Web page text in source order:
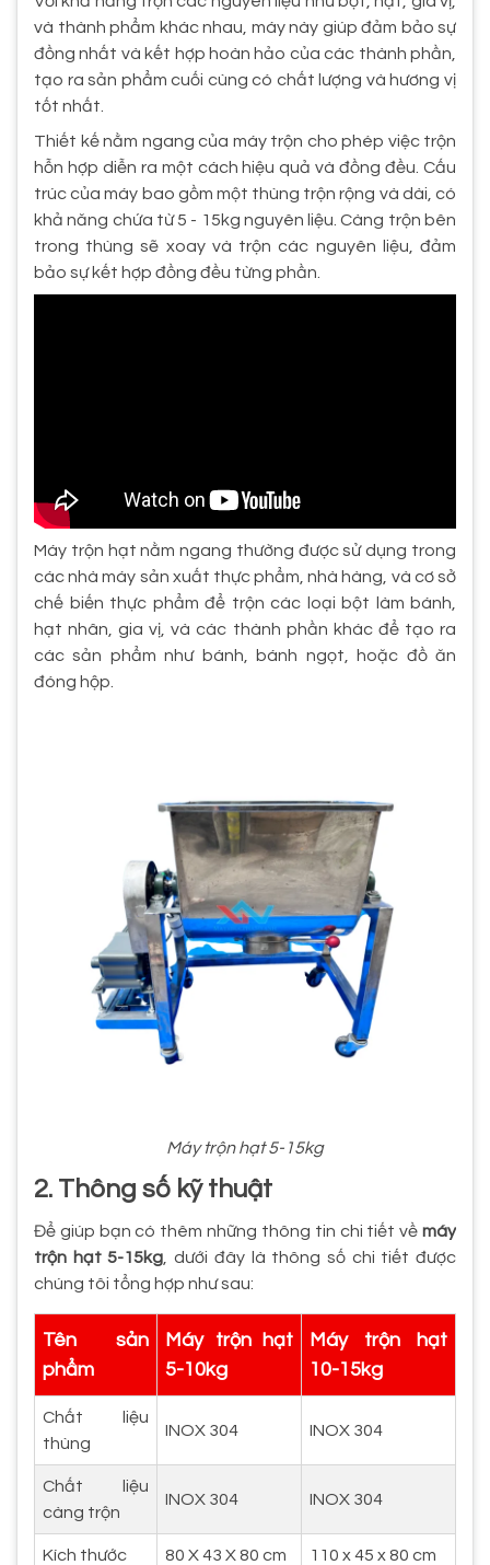
và thành phẩm khác nhau, máy này giúp đảm bảo sự
đồng nhất và kết hợp hoàn hảo của các thành phần,
tạo ra sản phẩm cuối cùng có chất lượng và hương vị
tốt nhất.
Thiết kế nằm ngang của máy trộn cho phép việc trộn
hỗn hợp diễn ra một cách hiệu quả và đồng đều. Cấu
trúc của máy bao gồm một thùng trộn rộng và dài, có
khả năng chứa từ 5 - 15kg nguyên liệu. Càng trộn bên
trong thùng sẽ xoay và trộn các nguyên liệu, đảm
bảo sự kết hợp đồng đều từng phần.
Máy trộn hạt nằm ngang thường được sử dụng trong
các nhà máy sản xuất thực phẩm, nhà hàng, và cơ sở
chế biến thực phẩm để trộn các loại bột làm bánh,
hạt nhân, gia vị, và các thành phần khác để tạo ra
các sản phẩm như bánh, bánh ngọt, hoặc đồ ăn
đóng hộp.
Máy trộn hạt 5-15kg
2. Thông số kỹ thuật
Để giúp bạn có thêm những thông tin chi tiết về máy
trộn hạt 5-15kg , dưới đây là thông số chi tiết được
chúng tôi tổng hợp như sau:
Tên sản
phẩm
Máy trộn hạt
5-10kg
Máy trộn hạt
10-15kg
Chất liệu
thùng
INOX 304 INOX 304
Chất liệu
càng trộn
INOX 304 INOX 304
Kích thước 80 X 43 X 80 cm 110 x 45 x 80 cm